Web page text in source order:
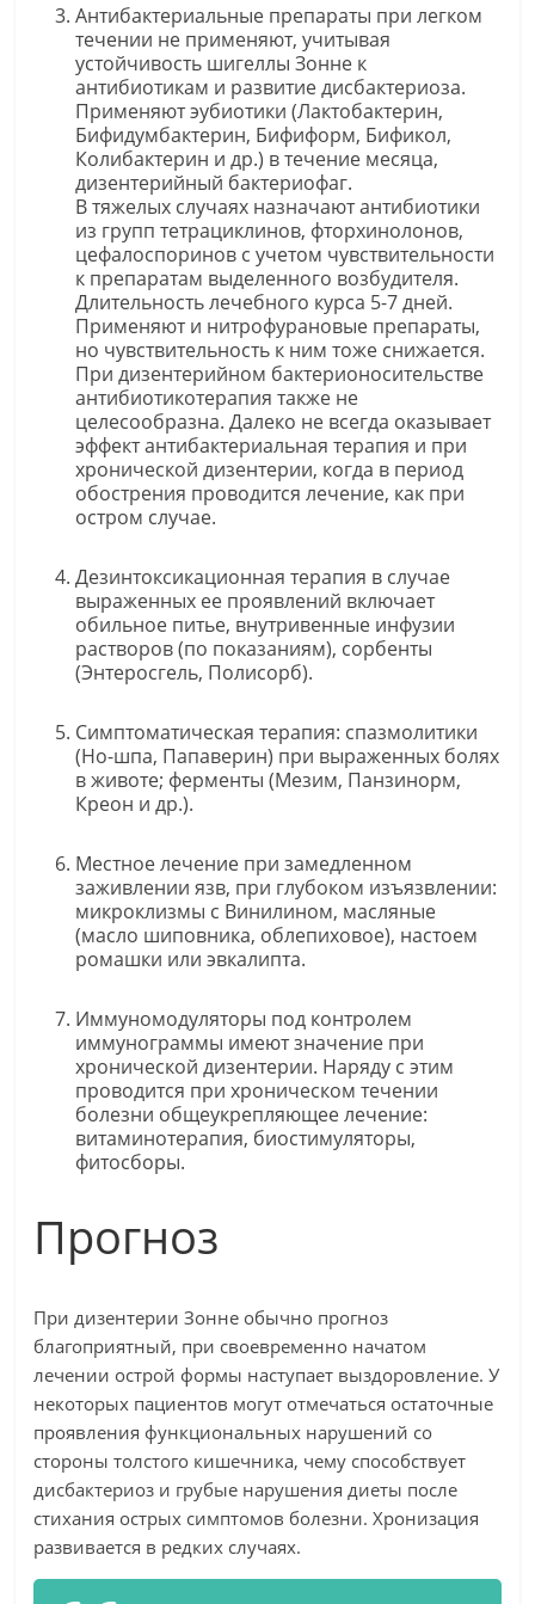
Антибактериальные препараты при легком
течении не применяют, учитывая
устойчивость шигеллы Зонне к
антибиотикам и развитие дисбактериоза.
Применяют эубиотики (Лактобактерин,
Бифидумбактерин, Бифиформ, Бификол,
Колибактерин и др.) в течение месяца,
дизентерийный бактериофаг.
В тяжелых случаях назначают антибиотики
из групп тетрациклинов, фторхинолонов,
цефалоспоринов с учетом чувствительности
к препаратам выделенного возбудителя.
Длительность лечебного курса 5-7 дней.
Применяют и нитрофурановые препараты,
но чувствительность к ним тоже снижается.
При дизентерийном бактерионосительстве
антибиотикотерапия также не
целесообразна. Далеко не всегда оказывает
эффект антибактериальная терапия и при
хронической дизентерии, когда в период
обострения проводится лечение, как при
остром случае.
Дезинтоксикационная терапия в случае
выраженных ее проявлений включает
обильное питье, внутривенные инфузии
растворов (по показаниям), сорбенты
(Энтеросгель, Полисорб).
Симптоматическая терапия: спазмолитики
(Но-шпа, Папаверин) при выраженных болях
в животе; ферменты (Мезим, Панзинорм,
Креон и др.).
Местное лечение при замедленном
заживлении язв, при глубоком изъязвлении:
микроклизмы с Винилином, масляные
(масло шиповника, облепиховое), настоем
ромашки или эвкалипта.
Иммуномодуляторы под контролем
иммунограммы имеют значение при
хронической дизентерии. Наряду с этим
проводится при хроническом течении
болезни общеукрепляющее лечение:
витаминотерапия, биостимуляторы,
фитосборы.
Прогноз
При дизентерии Зонне обычно прогноз
благоприятный, при своевременно начатом
лечении острой формы наступает выздоровление. У
некоторых пациентов могут отмечаться остаточные
проявления функциональных нарушений со
стороны толстого кишечника, чему способствует
дисбактериоз и грубые нарушения диеты после
стихания острых симптомов болезни. Хронизация
развивается в редких случаях.